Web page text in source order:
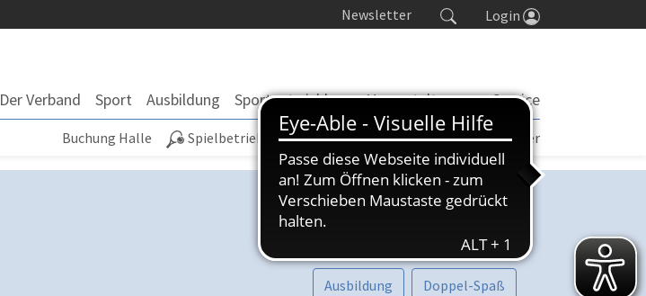
Newsletter Login
Der Verband Sport Ausbildung Sportentwicklung Veranstaltungen Service
Buchung Halle Spielbetrieb | TORP Turniere Seminarkalender
Kategorien
Ausbildung Doppel-Spaß